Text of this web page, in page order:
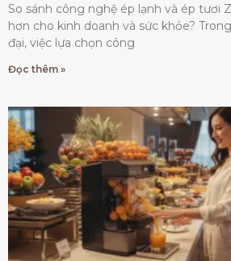
So sánh công nghệ ép lạnh và ép tươi
hơn cho kinh doanh và sức khỏe?
đại, việc lựa chọn công
Đọc thêm »